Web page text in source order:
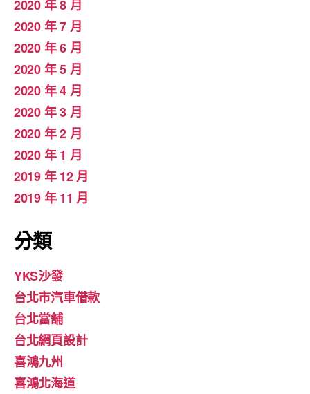
2020 年 8 月
2020 年 7 月
2020 年 6 月
2020 年 5 月
2020 年 4 月
2020 年 3 月
2020 年 2 月
2020 年 1 月
2019 年 12 月
2019 年 11 月
分類
YKS沙發
台北市汽車借款
台北當舖
台北網頁設計
喜鴻九州
喜鴻北海道